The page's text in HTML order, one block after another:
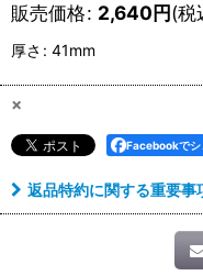
販売価格: 2,640円(税
厚さ : 41mm
×
Facebookでシ
返品特約に関する重要事